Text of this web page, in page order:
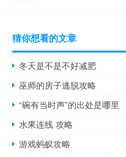
猜你想看的文章
冬天是不是不好减肥
巫师的房子逃脱攻略
“碗有当时声”的出处是哪里
水果连线 攻略
游戏蚂蚁攻略